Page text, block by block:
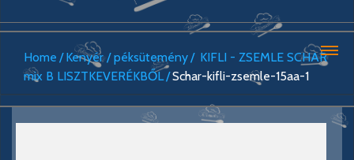
Home Kenyér / péksütemény
KIFLI - ZSEMLE SCHAR
mix B LISZTKEVERÉKBŐL Schar-kifli-zsemle-15aa-1